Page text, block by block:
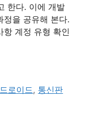
한다. 이에 개발
정을 공유해 본다.
항 계정 유형 확인
로이드, 통신판